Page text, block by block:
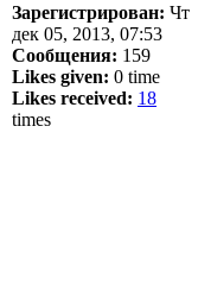
Зарегистрирован: Чт
дек 05, 2013, 07:53
Сообщения: 159
Likes given: 0 time
Likes received: 18
times